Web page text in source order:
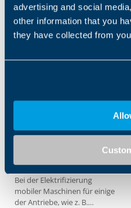
advertising and social
other information that you
they have collected from
Einsatzbereiche
DAUERMAGNETMOTOREN
VERBINDUNGEN
Bei der Elektrifizierung
mobiler Maschinen für einige
der Antriebe, wie z. B.